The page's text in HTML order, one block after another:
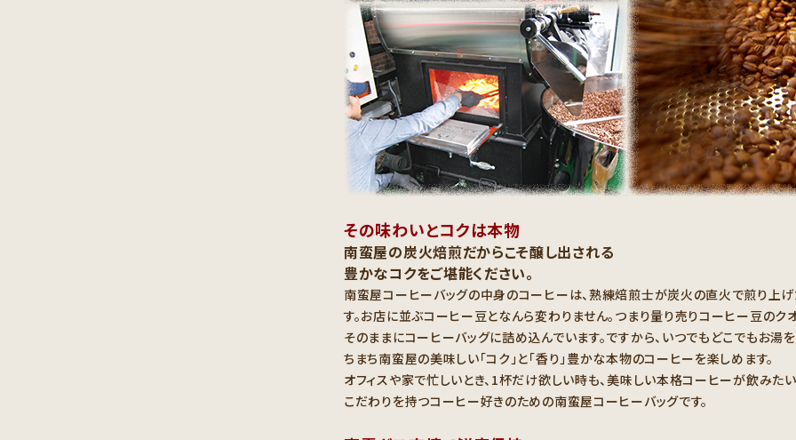
その味わいとコクは本物
南蛮屋の炭火焙煎だからこそ醸し出される
豊かなコクをご堪能ください。
南蛮屋コーヒーバッグの中身のコーヒーは、熟練焙煎士が炭火の直火で煎り上
す。お店に並ぶコーヒー豆となんら変わりません。つまり量り売りコーヒー豆のク
そのままにコーヒーバッグに詰め込んでいます。ですから、いつでもどこでもお湯
ちまち南蛮屋の美味しい「コク」と「香り」豊かな本物のコーヒーを楽しめます。
オフィスや家で忙しいとき、1杯だけ欲しい時も、美味しい本格コーヒーが飲みた
こだわりを持つコーヒー好きのための南蛮屋コーヒーバッグです。